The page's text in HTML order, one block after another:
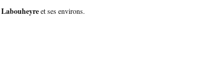
Labouheyreet ses environs.